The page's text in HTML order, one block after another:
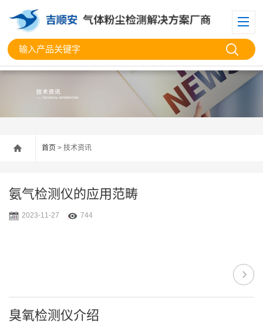
首页 > 技术资讯
氨气检测仪的应用范畴
2023-11-27 744
臭氧检测仪介绍